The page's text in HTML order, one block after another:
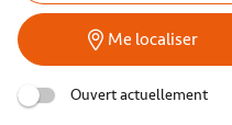
Me localiser
Ouvert actuellement